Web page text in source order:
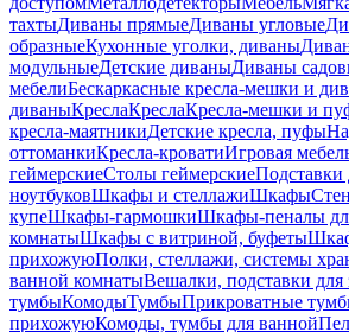
тахтыДиваны прямыеДиваны угловые
образныеКухонные уголки, диваны
модульныеДетские диваныДиваны
мебелиБескаркасные кресла-мешки и
диваныКреслаКреслаКресла-мешки и
кресла-маятникиДетские кресла, пуфы
оттоманкиКресла-кроватиИгровая
геймерскиеСтолы геймерскиеПодставки
ноутбуковШкафы и стеллажиШкафы
купеШкафы-гармошкиШкафы-пеналы
комнатыШкафы с витриной, буфеты
прихожуюПолки, стеллажи, системы
ванной комнатыВешалки, подставки для
тумбыКомодыТумбыПрикроватные
прихожуюКомоды, тумбы для ванной